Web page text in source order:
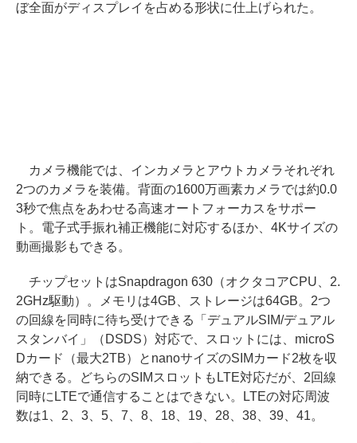
ぼ全面がディスプレイを占める形状に仕上げられた。
カメラ機能では、インカメラとアウトカメラそれぞれ
2つのカメラを装備。背面の1600万画素カメラでは約0.0
3秒で焦点をあわせる高速オートフォーカスをサポー
ト。電子式手振れ補正機能に対応するほか、4Kサイズの
動画撮影もできる。
チップセットはSnapdragon 630（オクタコアCPU、2.
2GHz駆動）。メモリは4GB、ストレージは64GB。2つ
の回線を同時に待ち受けできる「デュアルSIM/デュアル
スタンバイ」（DSDS）対応で、スロットには、microS
Dカード（最大2TB）とnanoサイズのSIMカード2枚を収
納できる。どちらのSIMスロットもLTE対応だが、2回線
同時にLTEで通信することはできない。LTEの対応周波
数は1、2、3、5、7、8、18、19、28、38、39、41。